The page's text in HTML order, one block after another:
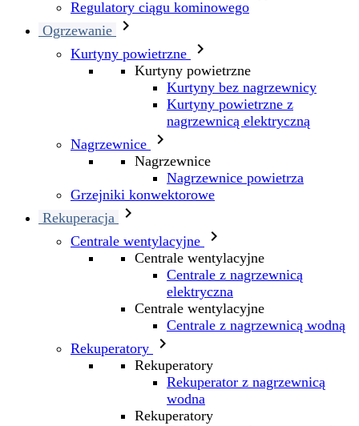
Regulatory ciągu kominowego
Ogrzewanie

Kurtyny powietrzne 
Kurtyny powietrzne
Kurtyny bez nagrzewnicy
Kurtyny powietrzne z
nagrzewnicą elektryczną
Nagrzewnice

Nagrzewnice
Nagrzewnice powietrza
Grzejniki konwektorowe
Rekuperacja

Centrale wentylacyjne 
Centrale wentylacyjne
Centrale z nagrzewnicą
elektryczna
Centrale wentylacyjne
Centrale z nagrzewnicą wodną
Rekuperatory

Rekuperatory
Rekuperator z nagrzewnicą
wodna
Rekuperatory